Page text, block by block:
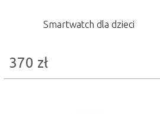
Smartwatch dla dzieci
370 zł